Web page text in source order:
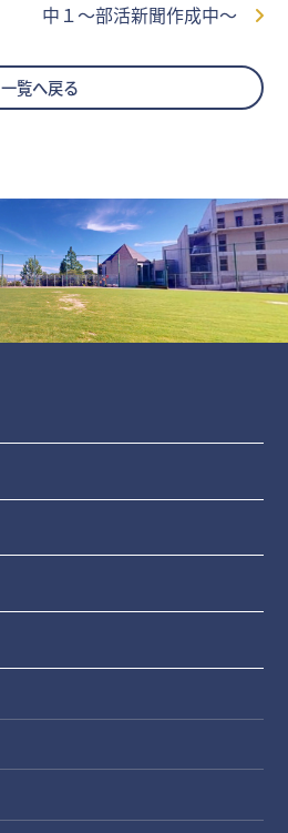
中１～部活新聞作成中～
一覧へ戻る